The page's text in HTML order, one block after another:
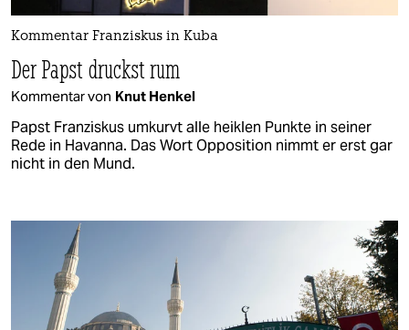
Kommentar Franziskus in Kuba
Der Papst druckst rum
Kommentar von Knut Henkel
Papst Franziskus umkurvt alle heiklen Punkte in seiner
Rede in Havanna. Das Wort Opposition nimmt er erst gar
nicht in den Mund.